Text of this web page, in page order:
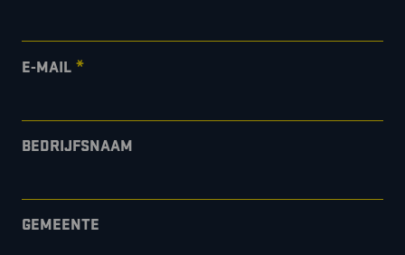
E-MAIL *
BEDRIJFSNAAM
GEMEENTE